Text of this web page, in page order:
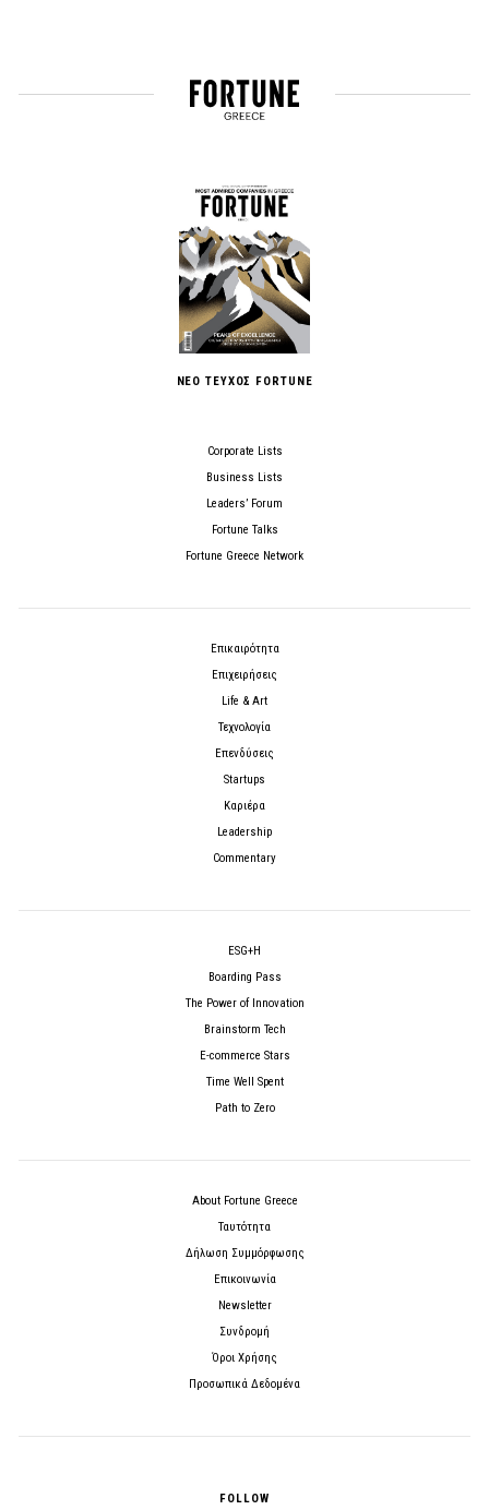
ΝΕΟ ΤΕΥΧΟΣ FORTUNE
Corporate Lists
Business Lists
Leaders’ Forum
Fortune Talks
Fortune Greece Network
Επικαιρότητα
Επιχειρήσεις
Life & Art
Τεχνολογία
Επενδύσεις
Startups
Καριέρα
Leadership
Commentary
ESG+H
Boarding Pass
The Power of Innovation
Brainstorm Tech
E-commerce Stars
Time Well Spent
Path to Zero
About Fortune Greece
Ταυτότητα
Δήλωση Συμμόρφωσης
Επικοινωνία
Newsletter
Συνδρομή
Όροι Χρήσης
Προσωπικά Δεδομένα
FOLLOW